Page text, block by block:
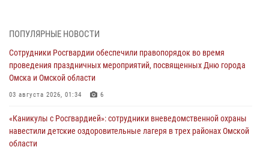
тренировка по управлению беспилотниками (видео)
30 июля 2026, 04:39 2
Росгвардия обеспечила безопасность уникального передвижного
29 июля 2026, 01:49
Росгвардейцы приняли участие в крестном ходе в День крещения
ПОПУЛЯРНЫЕ НОВОСТИ
Сотрудники Росгвардии обеспечили правопорядок во время
проведения праздничных мероприятий, посвященных Дню города
Омска и Омской области
03 августа 2026, 01:34 6
«Каникулы с Росгвардией»: сотрудники вневедомственной охраны
навестили детские оздоровительные лагеря в трех районах Омской
области